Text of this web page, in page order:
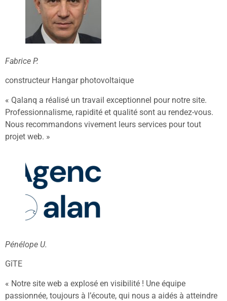
Fabrice P.
constructeur Hangar photovoltaique
« Qalanq a réalisé un travail exceptionnel pour notre site.
Professionnalisme, rapidité et qualité sont au rendez-vous.
Nous recommandons vivement leurs services pour tout
projet web. »
Pénélope U.
GîTE
« Notre site web a explosé en visibilité ! Une équipe
passionnée, toujours à l’écoute, qui nous a aidés à atteindre